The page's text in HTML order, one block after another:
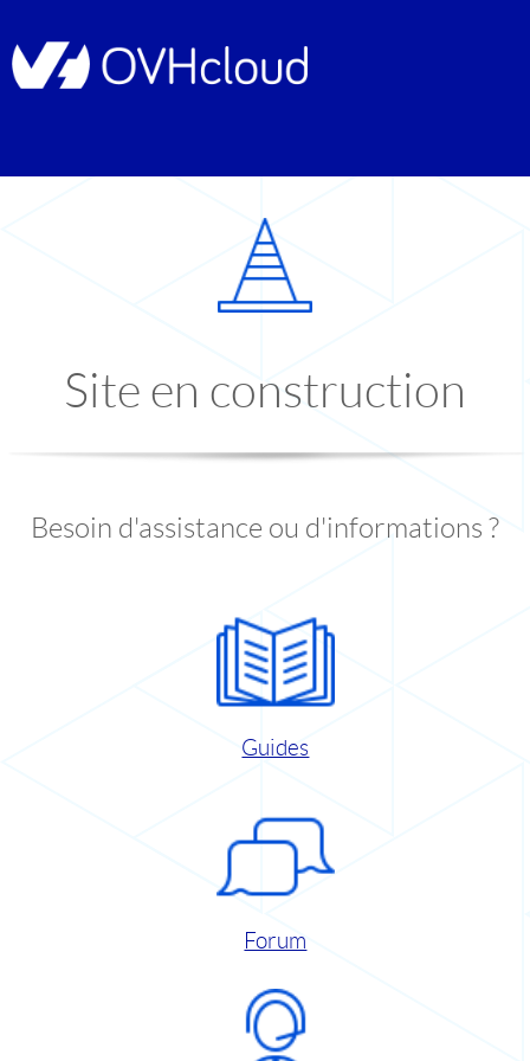
Site en construction
Besoin d'assistance ou d'informations ?
Guides
Forum